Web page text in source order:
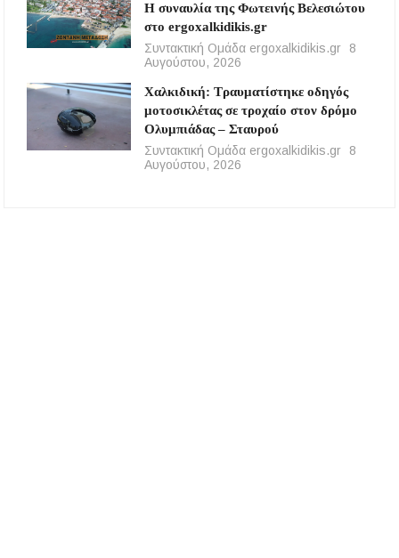
Η συναυλία της Φωτεινής Βελεσιώτου
στο ergoxalkidikis.gr
Συντακτική Ομάδα ergoxalkidikis.gr
8
Αυγούστου, 2026
Χαλκιδική: Τραυματίστηκε οδηγός
μοτοσικλέτας σε τροχαίο στον δρόμο
Ολυμπιάδας – Σταυρού
Συντακτική Ομάδα ergoxalkidikis.gr
8
Αυγούστου, 2026